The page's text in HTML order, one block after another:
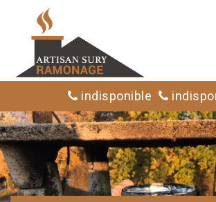
indisponible